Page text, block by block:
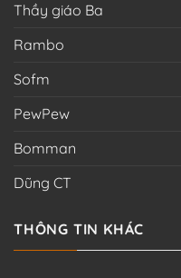
Thầy giáo Ba
Rambo
Sofm
PewPew
Bomman
Dũng CT
THÔNG TIN KHÁC